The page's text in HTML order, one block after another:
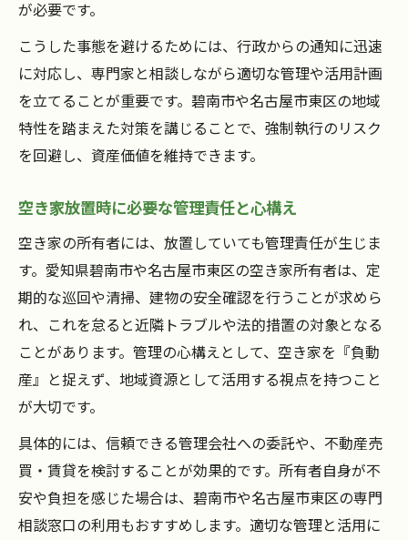
が必要です。
こうした事態を避けるためには、行政からの通知に迅速
に対応し、専門家と相談しながら適切な管理や活用計画
を立てることが重要です。碧南市や名古屋市東区の地域
特性を踏まえた対策を講じることで、強制執行のリスク
を回避し、資産価値を維持できます。
空き家放置時に必要な管理責任と心構え
空き家の所有者には、放置していても管理責任が生じま
す。愛知県碧南市や名古屋市東区の空き家所有者は、定
期的な巡回や清掃、建物の安全確認を行うことが求めら
れ、これを怠ると近隣トラブルや法的措置の対象となる
ことがあります。管理の心構えとして、空き家を『負動
産』と捉えず、地域資源として活用する視点を持つこと
が大切です。
具体的には、信頼できる管理会社への委託や、不動産売
買・賃貸を検討することが効果的です。所有者自身が不
安や負担を感じた場合は、碧南市や名古屋市東区の専門
相談窓口の利用もおすすめします。適切な管理と活用に